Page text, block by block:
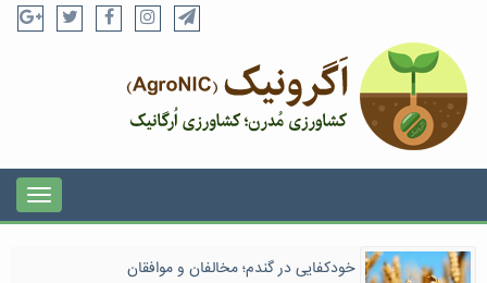
خودکفایی در گندم؛ مخالفان و موافقان